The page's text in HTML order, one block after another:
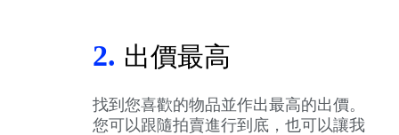
2. 出價最高
找到您喜歡的物品並作出最高的出價。
您可以跟隨拍賣進行到底，也可以讓我